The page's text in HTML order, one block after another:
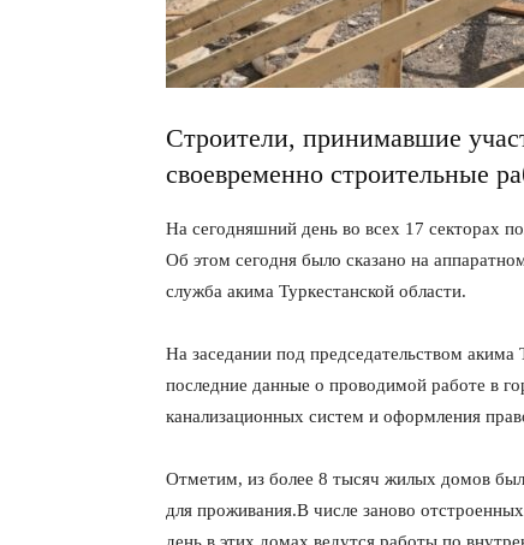
Строители, принимавшие
своевременно строительные
На сегодняшний день во всех 17 секторах
Об этом сегодня было сказано на
служба акима Туркестанской области.
На заседании под председательством
последние данные о проводимой работе в
канализационных систем и оформления
Отметим, из более 8 тысяч жилых домов
для проживания.В числе заново